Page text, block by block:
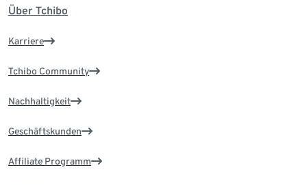
Über Tchibo
Karriere
Tchibo Community
Nachhaltigkeit
Geschäftskunden
Affiliate Programm